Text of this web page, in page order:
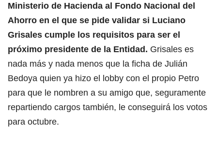
Ministerio de Hacienda al Fondo Nacional del
Ahorro en el que se pide validar si Luciano
Grisales cumple los requisitos para ser el
próximo presidente de la Entidad. Grisales es
nada más y nada menos que la ficha de Julián
Bedoya quien ya hizo el lobby con el propio Petro
para que le nombren a su amigo que, seguramente
repartiendo cargos también, le conseguirá los votos
para octubre.